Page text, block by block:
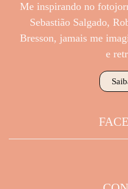
Me inspirando no
Sebastião Salgado,
Bresson, jamais me
e